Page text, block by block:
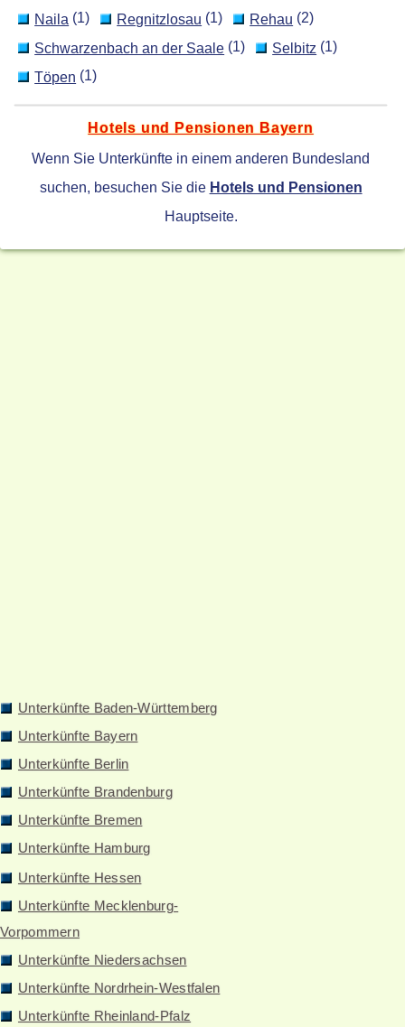
Naila (1) Regnitzlosau (1) Rehau (2)
Schwarzenbach an der Saale (1) Selbitz (1)
Töpen (1)
Hotels und Pensionen Bayern
Wenn Sie Unterkünfte in einem anderen Bundesland
suchen, besuchen Sie die Hotels und Pensionen
Hauptseite.
Unterkünfte Baden-Württemberg
Unterkünfte Bayern
Unterkünfte Berlin
Unterkünfte Brandenburg
Unterkünfte Bremen
Unterkünfte Hamburg
Unterkünfte Hessen
Unterkünfte Mecklenburg-
Vorpommern
Unterkünfte Niedersachsen
Unterkünfte Nordrhein-Westfalen
Unterkünfte Rheinland-Pfalz